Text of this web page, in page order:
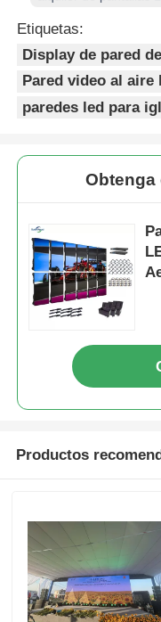
Etiquetas:
Display de pared
Pared video al aire
paredes led para
Obtenga
Productos